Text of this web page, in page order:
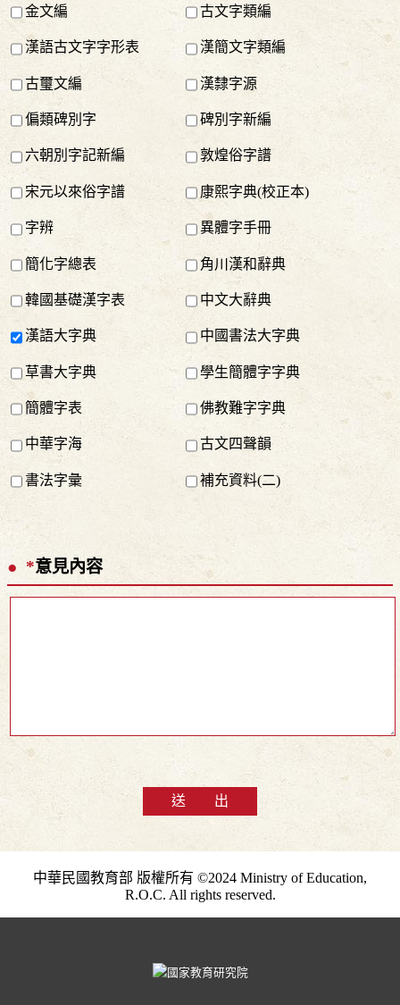
金文編 古文字類編
漢語古文字字形表 漢簡文字類編
古璽文編 漢隸字源
偏類碑別字 碑別字新編
六朝別字記新編 敦煌俗字譜
宋元以來俗字譜 康熙字典(校正本)
字辨 異體字手冊
簡化字總表 角川漢和辭典
韓國基礎漢字表 中文大辭典
漢語大字典 中國書法大字典
草書大字典 學生簡體字字典
簡體字表 佛教難字字典
中華字海 古文四聲韻
書法字彙 補充資料(二)
*意見內容
送 出
中華民國教育部 版權所有 ©2024 Ministry of Education,
R.O.C. All rights reserved.